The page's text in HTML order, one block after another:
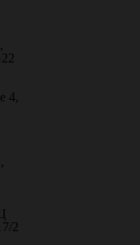
4,
2